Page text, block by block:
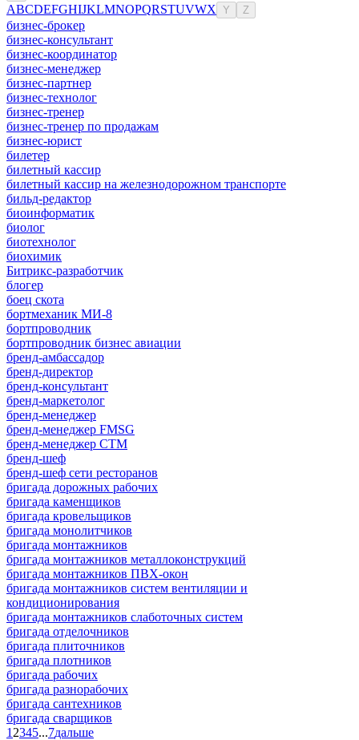
ABCDEFGHIJKLMNOPQRSTUVWX Y Z
бизнес-брокер
бизнес-консультант
бизнес-координатор
бизнес-менеджер
бизнес-партнер
бизнес-технолог
бизнес-тренер
бизнес-тренер по продажам
бизнес-юрист
билетер
билетный кассир
билетный кассир на железнодорожном транспорте
бильд-редактор
биоинформатик
биолог
биотехнолог
биохимик
Битрикс-разработчик
блогер
боец скота
бортмеханик МИ-8
бортпроводник
бортпроводник бизнес авиации
бренд-амбассадор
бренд-директор
бренд-консультант
бренд-маркетолог
бренд-менеджер
бренд-менеджер FMSG
бренд-менеджер СТМ
бренд-шеф
бренд-шеф сети ресторанов
бригада дорожных рабочих
бригада каменщиков
бригада кровельщиков
бригада монолитчиков
бригада монтажников
бригада монтажников металлоконструкций
бригада монтажников ПВХ-окон
бригада монтажников систем вентиляции и
кондиционирования
бригада монтажников слаботочных систем
бригада отделочников
бригада плиточников
бригада плотников
бригада рабочих
бригада разнорабочих
бригада сантехников
бригада сварщиков
1 2345...7дальше